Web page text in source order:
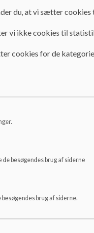
og næste skoleår i et
hvorpå vi kan øge
elevers lyst- og
næste to skoleår
forfatterbesøg,
til både gamle og
vi kan støtte
med området og til at
du, at vi sætter
vi ikke cookies til
cookies for de
besøgendes brug af siderne
brug af siderne.